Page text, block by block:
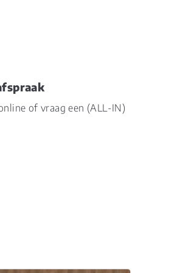
of vraag een (ALL-IN)